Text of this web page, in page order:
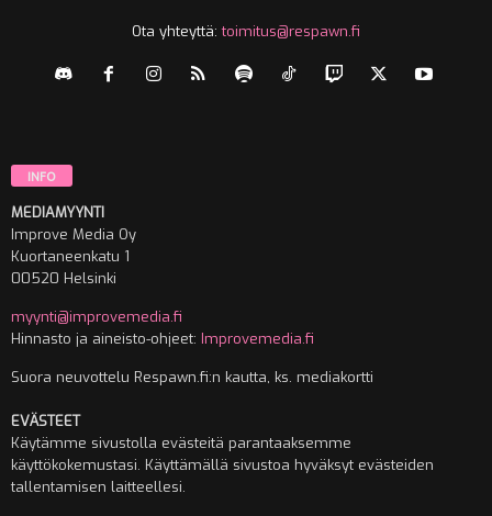
Ota yhteyttä:toimitus@respawn.fi
INFO
MEDIAMYYNTI
Improve Media Oy
Kuortaneenkatu 1
00520 Helsinki
myynti@improvemedia.fi
Hinnasto ja aineisto-ohjeet: Improvemedia.fi
Suora neuvottelu Respawn.fi:n kautta, ks. mediakortti
EVÄSTEET
Käytämme sivustolla evästeitä parantaaksemme
käyttökokemustasi. Käyttämällä sivustoa hyväksyt evästeiden
tallentamisen laitteellesi.